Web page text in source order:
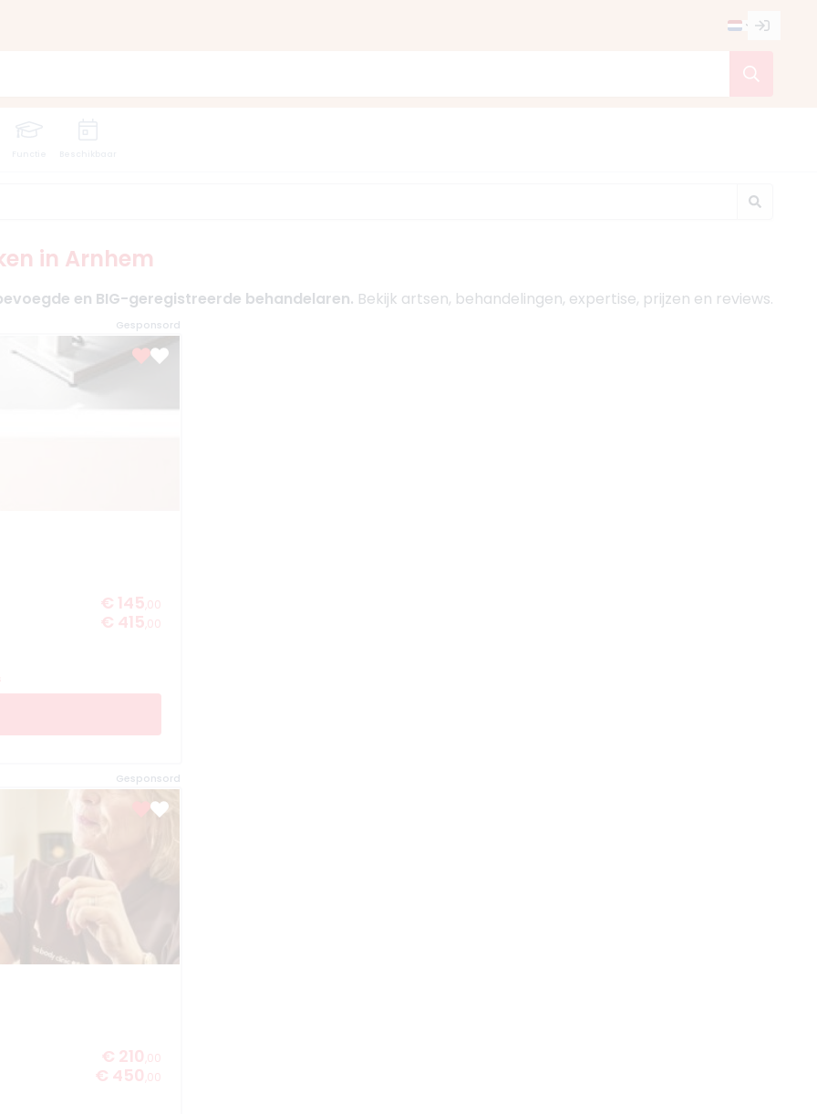
in Arnhem
en BIG-geregistreerde behandelaren. Bekijk artsen, behandelingen, expertise, prijzen en reviews.
Gesponsord
€ 145 ,00
€ 415 ,00
Gesponsord
€ 210 ,00
€ 450 ,00